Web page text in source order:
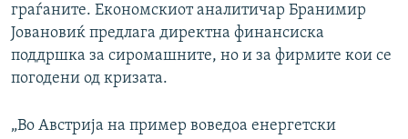
граѓаните. Економскиот аналитичар Бранимир
Јовановиќ предлага директна финансиска
поддршка за сиромашните, но и за фирмите кои се
погодени од кризата.
„Во Австрија на пример воведоа енергетски